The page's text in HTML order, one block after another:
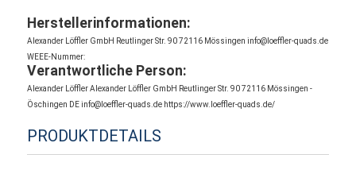
Herstellerinformationen:
Alexander Löffler GmbH Reutlinger Str. 90 72116 Mössingen info@loeffler-quads.de
WEEE-Nummer:
Verantwortliche Person:
Alexander Löffler Alexander Löffler GmbH Reutlinger Str. 90 72116 Mössingen -
Öschingen DE info@loeffler-quads.de https://www.loeffler-quads.de/
PRODUKTDETAILS